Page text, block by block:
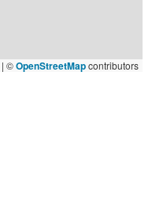
| ©OpenStreetMapcontributors